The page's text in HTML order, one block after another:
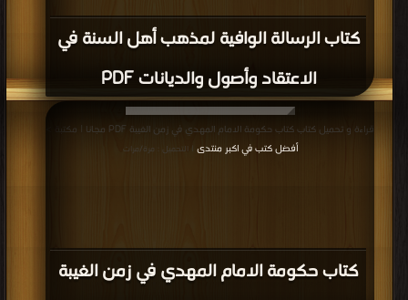
كتاب الرسالة الوافية لمذهب أهل السنة في
الاعتقاد وأصول والديانات PDF
كتاب حكومة الامام المهدي في زمن الغيبة
قراءة و تحميل كتاب كتاب حكومة الامام المهدي في زمن الغيبة PDF مجانا | مكتبة >
أفضل كتب في اكبر منتدى
| التحميل : مرة/مرات